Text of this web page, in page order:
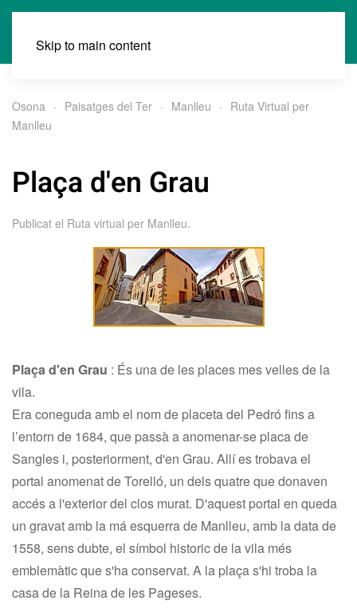
Skip to main content
Osona Paisatges del Ter Manlleu
Ruta Virtual per
Manlleu
Plaça d'en Grau
Publicat el Ruta virtual per Manlleu.
Plaça d'en Grau : És una de les places mes velles de la
vila.
Era coneguda amb el nom de placeta del Pedró fins a
l’entorn de 1684, que passà a anomenar-se placa de
Sangles i, posteriorment, d'en Grau. Allí es trobava el
portal anomenat de Torelló, un dels quatre que donaven
accés a l'exterior del clos murat. D'aquest portal en queda
un gravat amb la má esquerra de Manlleu, amb la data de
1558, sens dubte, el símbol historic de la vila més
emblemàtic que s'ha conservat. A la plaça s'hi troba la
casa de la Reina de les Pageses.